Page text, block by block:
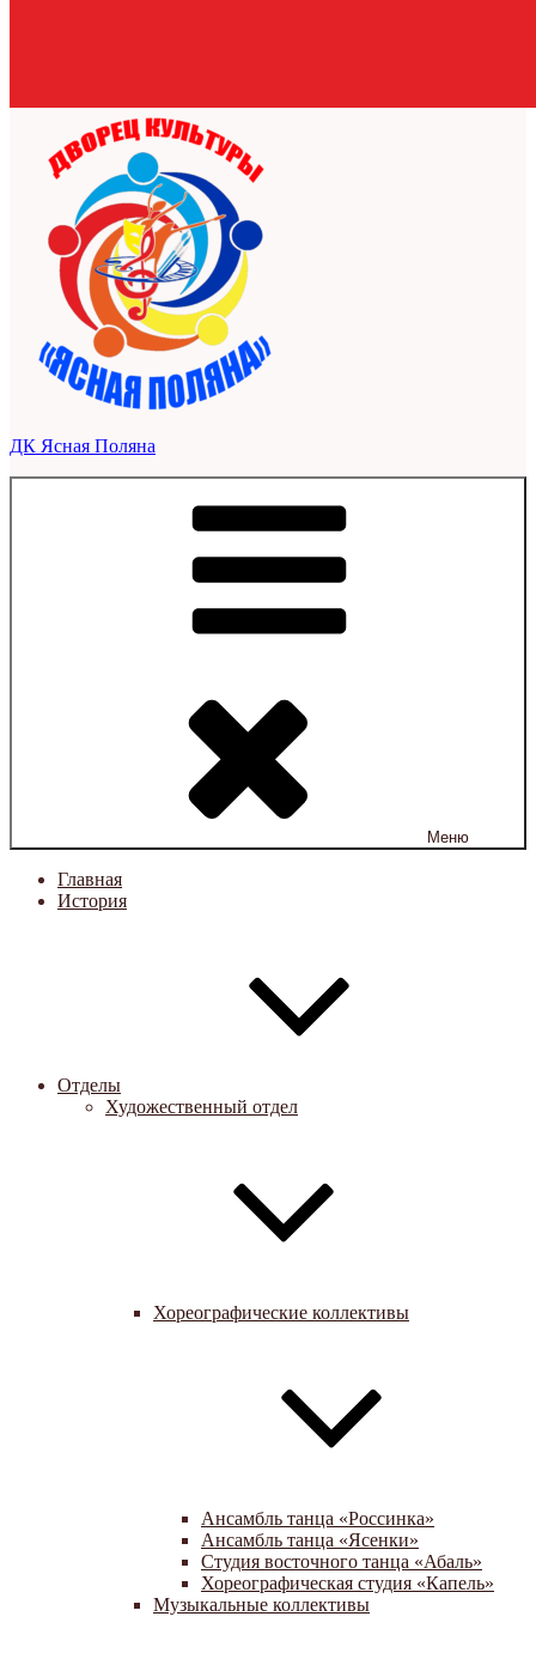
ДК Ясная Поляна
Меню
Главная
История
Отделы
Художественный отдел
Хореографические коллективы
Ансамбль танца «Россинка»
Ансамбль танца «Ясенки»
Студия восточного танца «Абаль»
Хореографическая студия «Капель»
Музыкальные коллективы